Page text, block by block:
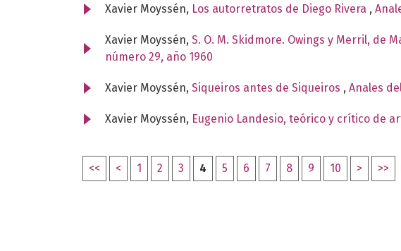
Xavier Moyssén, Los autorretratos de Diego Rivera ,
Xavier Moyssén, S. O. M. Skidmore. Owings y Merril, de
número 29, año 1960
Xavier Moyssén, Siqueiros antes de Siqueiros , Anales
Xavier Moyssén, Eugenio Landesio, teórico y crítico de
<< < 1 2 3 4 5 6 7 8 9 10 > >>